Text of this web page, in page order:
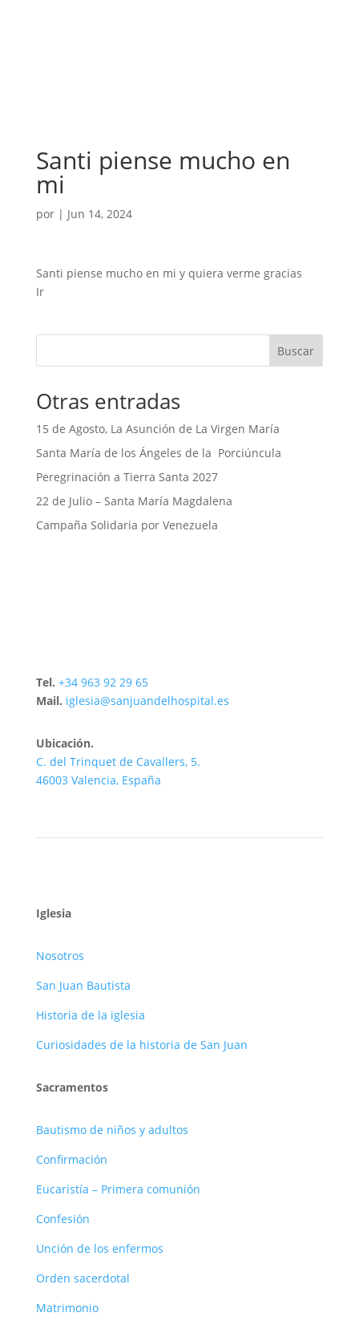
Santi piense mucho en
mi
por | Jun 14, 2024
Santi piense mucho en mi y quiera verme gracias
Ir
Buscar
Otras entradas
15 de Agosto, La Asunción de La Virgen María
Santa María de los Ángeles de la Porciúncula
Peregrinación a Tierra Santa 2027
22 de Julio – Santa María Magdalena
Campaña Solidaria por Venezuela
Tel. +34 963 92 29 65
Mail. iglesia@sanjuandelhospital.es
Ubicación.
C. del Trinquet de Cavallers, 5.
46003 Valencia, España
Iglesia
Nosotros
San Juan Bautista
Historia de la iglesia
Curiosidades de la historia de San Juan
Sacramentos
Bautismo de niños y adultos
Confirmación
Eucaristía – Primera comunión
Confesión
Unción de los enfermos
Orden sacerdotal
Matrimonio